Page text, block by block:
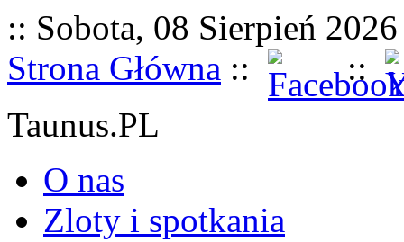
:: Sobota, 08 Sierpień
Strona Główna ::
::
Taunus.PL
O nas
Zloty i spotkania